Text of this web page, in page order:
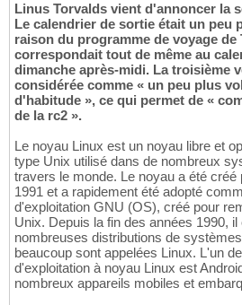
Linus Torvalds vient d'annoncer la
Le calendrier de sortie était un peu
raison du programme de voyage de
correspondait tout de même au
dimanche après-midi. La troisième
considérée comme « un peu plus
d'habitude », ce qui permet de «
de la rc2 ».
Le noyau Linux est un noyau libre et
type Unix utilisé dans de nombreux
travers le monde. Le noyau a été créé
1991 et a rapidement été adopté
d'exploitation GNU (OS), créé pour
Unix. Depuis la fin des années 1990,
nombreuses distributions de
beaucoup sont appelées Linux. L'un
d'exploitation à noyau Linux est
nombreux appareils mobiles et